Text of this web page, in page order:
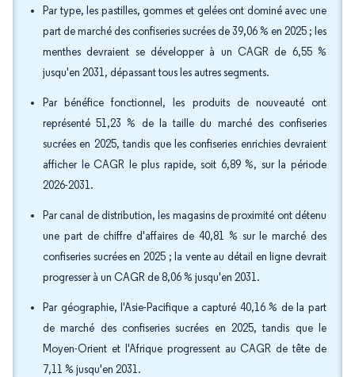
Par type, les pastilles, gommes et gelées ont dominé avec une
part de marché des confiseries sucrées de 39,06 % en 2025 ; les
menthes devraient se développer à un CAGR de 6,55 %
jusqu'en 2031, dépassant tous les autres segments.
Par bénéfice fonctionnel, les produits de nouveauté ont
représenté 51,23 % de la taille du marché des confiseries
sucrées en 2025, tandis que les confiseries enrichies devraient
afficher le CAGR le plus rapide, soit 6,89 %, sur la période
2026-2031.
Par canal de distribution, les magasins de proximité ont détenu
une part de chiffre d'affaires de 40,81 % sur le marché des
confiseries sucrées en 2025 ; la vente au détail en ligne devrait
progresser à un CAGR de 8,06 % jusqu'en 2031.
Par géographie, l'Asie-Pacifique a capturé 40,16 % de la part
de marché des confiseries sucrées en 2025, tandis que le
Moyen-Orient et l'Afrique progressent au CAGR de tête de
7,11 % jusqu'en 2031.